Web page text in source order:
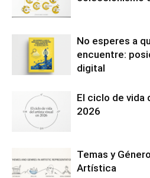
No esperes a
encuentre:
digital
El ciclo de vida
2026
Temas y
Artística